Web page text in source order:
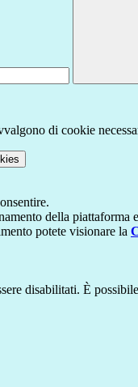
di cookie
della piattaforma
potete visionare la
disabilitati. È